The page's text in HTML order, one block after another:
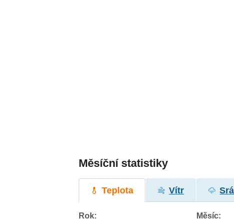
Měsíční statistiky
Teplota Vítr
Rok: Měsíc: